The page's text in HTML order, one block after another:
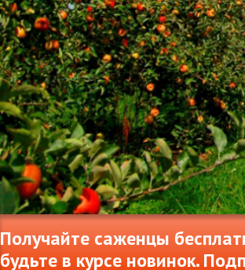
Получайте саженцы
будьте в курсе новинок.